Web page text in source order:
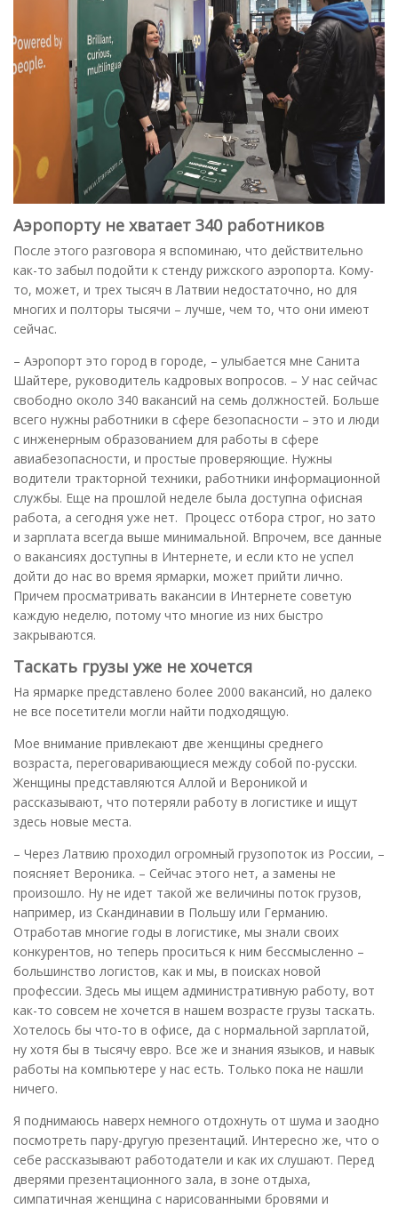
Аэропорту не хватает 340 работников
После этого разговора я вспоминаю, что действительно
как-то забыл подойти к стенду рижского аэропорта. Кому-
то, может, и трех тысяч в Латвии недостаточно, но для
многих и полторы тысячи – лучше, чем то, что они имеют
сейчас.
– Аэропорт это город в городе, – улыбается мне Санита
Шайтере, руководитель кадровых вопросов. – У нас сейчас
свободно около 340 вакансий на семь должностей. Больше
всего нужны работники в сфере безопасности – это и люди
с инженерным образованием для работы в сфере
авиабезопасности, и простые проверяющие. Нужны
водители тракторной техники, работники информационной
службы. Еще на прошлой неделе была доступна офисная
работа, а сегодня уже нет. Процесс отбора строг, но зато
и зарплата всегда выше минимальной. Впрочем, все данные
о вакансиях доступны в Интернете, и если кто не успел
дойти до нас во время ярмарки, может прийти лично.
Причем просматривать вакансии в Интернете советую
каждую неделю, потому что многие из них быстро
закрываются.
Таскать грузы уже не хочется
На ярмарке представлено более 2000 вакансий, но далеко
не все посетители могли найти подходящую.
Мое внимание привлекают две женщины среднего
возраста, переговаривающиеся между собой по-русски.
Женщины представляются Аллой и Вероникой и
рассказывают, что потеряли работу в логистике и ищут
здесь новые места.
– Через Латвию проходил огромный грузопоток из России, –
поясняет Вероника. – Сейчас этого нет, а замены не
произошло. Ну не идет такой же величины поток грузов,
например, из Скандинавии в Польшу или Германию.
Отработав многие годы в логистике, мы знали своих
конкурентов, но теперь проситься к ним бессмысленно –
большинство логистов, как и мы, в поисках новой
профессии. Здесь мы ищем административную работу, вот
как-то совсем не хочется в нашем возрасте грузы таскать.
Хотелось бы что-то в офисе, да с нормальной зарплатой,
ну хотя бы в тысячу евро. Все же и знания языков, и навык
работы на компьютере у нас есть. Только пока не нашли
ничего.
Я поднимаюсь наверх немного отдохнуть от шума и заодно
посмотреть пару-другую презентаций. Интересно же, что о
себе рассказывают работодатели и как их слушают. Перед
дверями презентационного зала, в зоне отдыха,
симпатичная женщина с нарисованными бровями и